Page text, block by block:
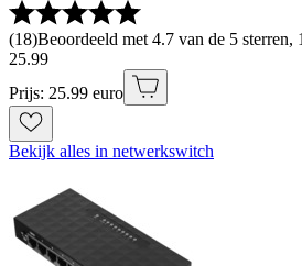
(18)Beoordeeld met 4.7 van de 5 sterren,
25.99
Prijs: 25.99 euro
Bekijk alles in netwerkswitch